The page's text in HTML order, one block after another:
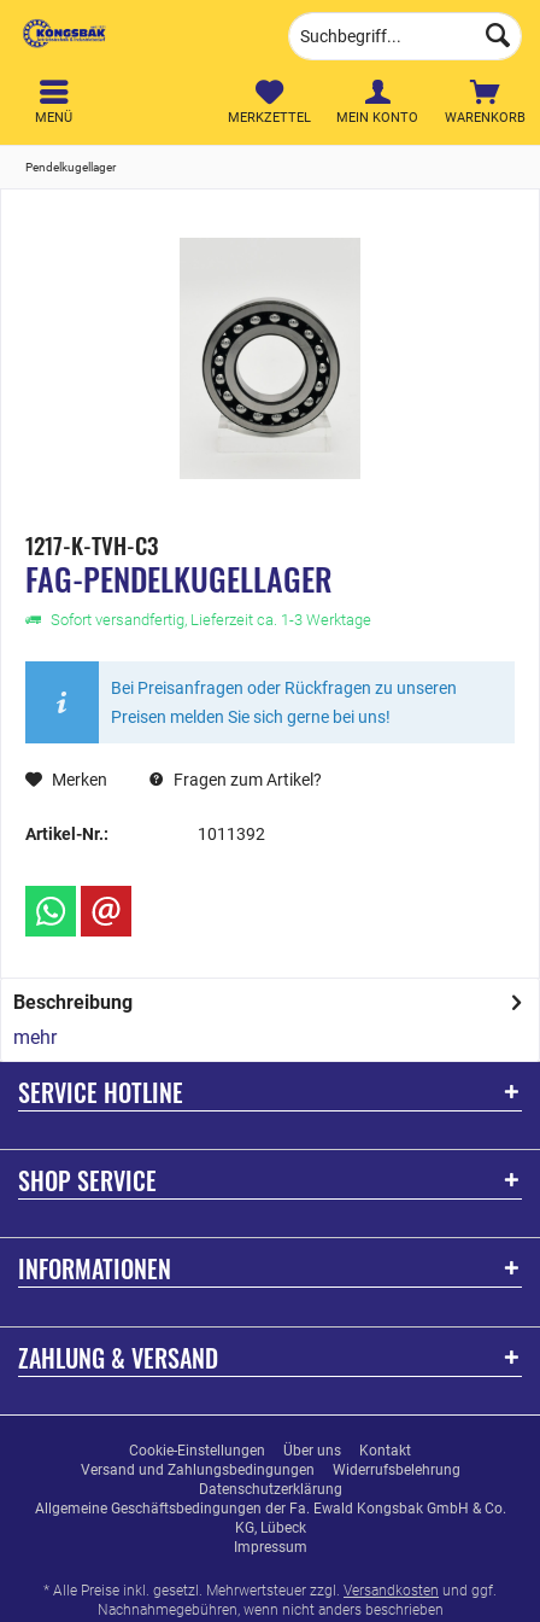
WARENKORB
MERKZETTEL MEIN KONTO
MENÜ
Pendelkugellager
1217-K-TVH-C3
FAG-PENDELKUGELLAGER
Sofort versandfertig, Lieferzeit ca. 1-3 Werktage
Bei Preisanfragen oder Rückfragen zu unseren
Preisen melden Sie sich gerne bei uns!
Merken Fragen zum Artikel?
Artikel-Nr.: 1011392
Beschreibung
mehr
SERVICE HOTLINE
SHOP SERVICE
INFORMATIONEN
ZAHLUNG & VERSAND
Cookie-Einstellungen Über uns
Kontakt
Versand und Zahlungsbedingungen
Widerrufsbelehrung
Datenschutzerklärung
Allgemeine Geschäftsbedingungen der Fa. Ewald Kongsbak GmbH & Co.
KG, Lübeck
Impressum
* Alle Preise inkl. gesetzl. Mehrwertsteuer zzgl. Versandkosten und ggf.
Nachnahmegebühren, wenn nicht anders beschrieben